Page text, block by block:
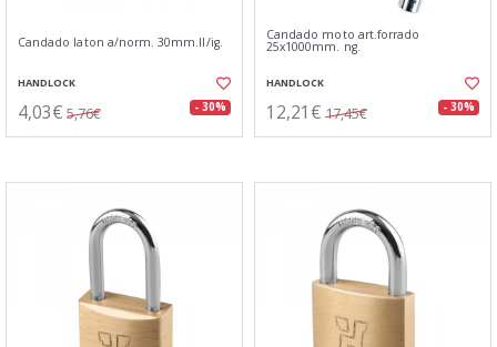
Candado laton a/norm. 30mm.ll/ig.
HANDLOCK
4,03€ 5,76€ - 30%
Candado moto art.forrado
25x1000mm. ng.
HANDLOCK
12,21€ 17,45€ - 30%